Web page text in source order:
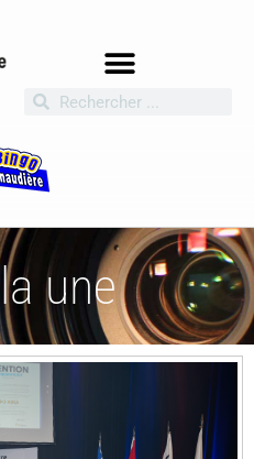
une